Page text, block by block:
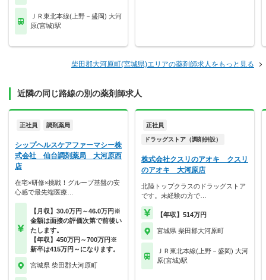
ＪＲ東北本線(上野－盛岡) 大河
原(宮城)駅
柴田郡大河原町(宮城県)エリアの薬剤師求人をもっと見る
近隣の同じ路線の別の薬剤師求人
正社員 調剤薬局
シップヘルスケアファーマシー株
式会社 仙台調剤薬局 大河原西
店
在宅×研修×挑戦！グループ基盤の安
心感で最先端医療…
【月収】30.0万円～46.0万円※
金額は面接の評価次第で前後い
たします。
【年収】450万円～700万円※
新卒は415万円～になります。
宮城県 柴田郡大河原町
正社員
ドラッグストア（調剤併設）
株式会社クスリのアオキ クスリ
のアオキ 大河原店
北陸トップクラスのドラッグストア
です。未経験の方で…
【年収】514万円
宮城県 柴田郡大河原町
ＪＲ東北本線(上野－盛岡) 大河
原(宮城)駅